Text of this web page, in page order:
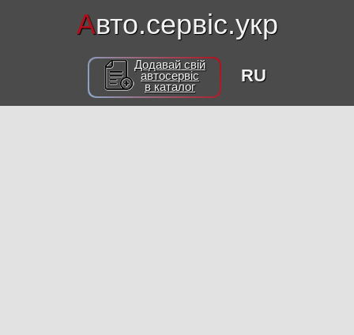
Авто.сервіс.укр
Додавай свій
автосервіс
в каталог
RU